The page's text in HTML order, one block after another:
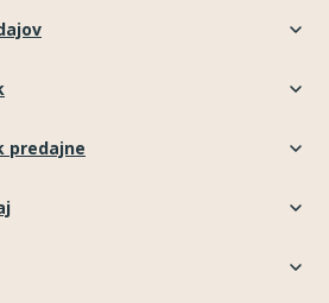
predajne